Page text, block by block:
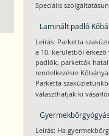
Speciális
Laminált padló
Leírás: Parketta
a 10. kerületből
padlók, parketták
rendelkezésre
Parketta
választhatják ki
Leírás: Ha